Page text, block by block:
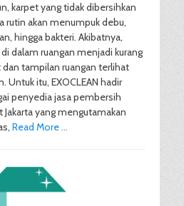
karpet yang tidak dibersihkan
rutin akan menumpuk debu,
hingga bakteri. Akibatnya,
dalam ruangan menjadi kurang
tampilan ruangan terlihat
Untuk itu, EXOCLEAN hadir
penyedia jasa pembersih
Jakarta yang mengutamakan
Read More …